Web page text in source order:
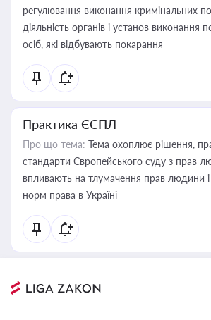
регулювання виконання кримінальних
діяльність органів і установ виконання
осіб, які відбувають покарання
Практика ЄСПЛ
Про що тема: Тема охоплює рішення,
стандарти Європейського суду з прав
впливають на тлумачення прав людини і
норм права в Україні